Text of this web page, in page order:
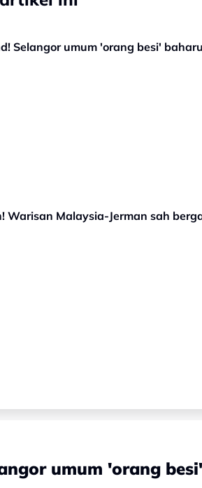
Selangor umum 'orang besi' baharu
Warisan Malaysia-Jerman sah
umum 'orang